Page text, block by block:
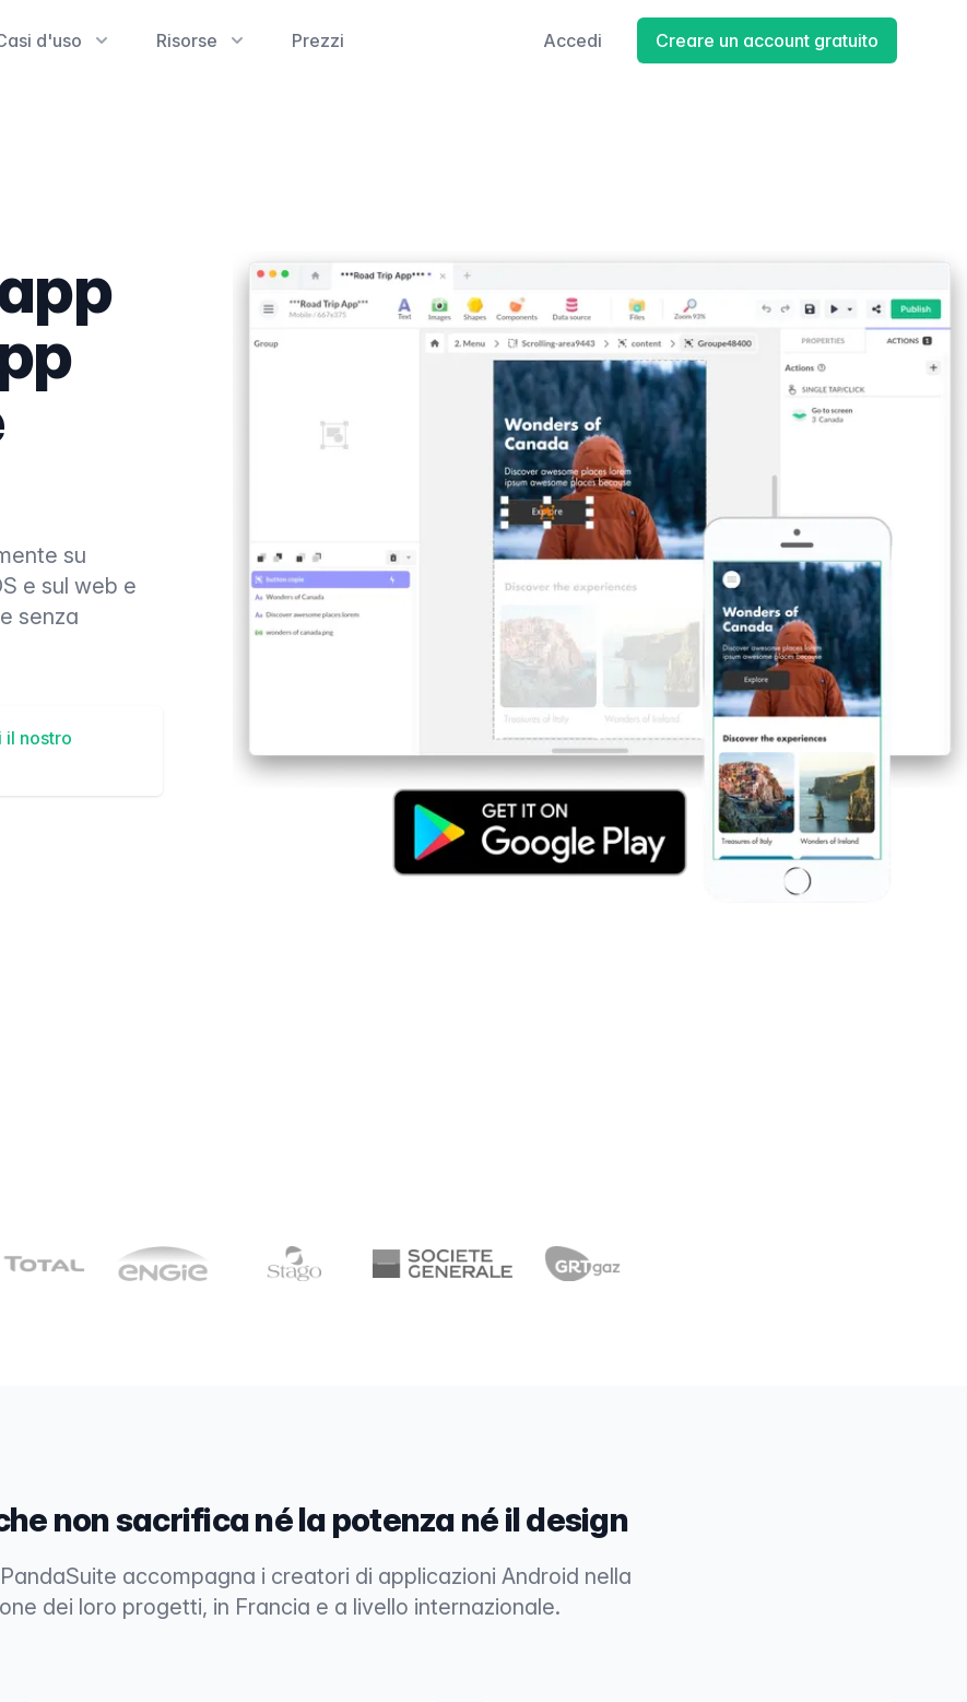
d'uso Risorse Prezzi Accedi Creare un account gratuito
su
e sul web e
senza
il nostro
non sacrifica né la potenza né il design
accompagna i creatori di applicazioni Android nella
dei loro progetti, in Francia e a livello internazionale.